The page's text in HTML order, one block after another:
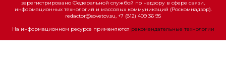
зарегистрировано Федеральной службой по надзору в сфере связи,
информационных технологий и массовых коммуникаций (Роскомнадзор).
redactor@sovetov.su, +7 (812) 409 36 95
На информационном ресурсе применяются рекомендательные технологии